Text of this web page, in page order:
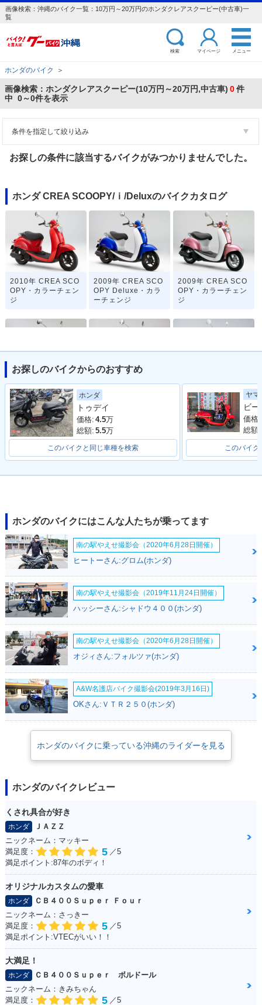
画像検索：沖縄のバイク一覧：10万円～20万円のホンダクレアスクーピー(中古車)一
覧
検索 マイページ メニュー
ホンダのバイク ＞
画像検索：ホンダクレアスクーピー(10万円～20万円,中古車) 0件
中 0～0件を表示
条件を指定して絞り込み
お探しの条件に該当するバイクがみつかりませんでした。
ホンダ CREA SCOOPY/ｉ/Deluxのバイクカタログ
2010年 CREA SCO
OPY・カラーチェン
ジ
2009年 CREA SCO
OPY Deluxe・カラ
ーチェンジ
2009年 CREA SCO
OPY・カラーチェン
ジ
2008年 CREA SCO
OPY Special・特
別・限定仕様
2008年 CREA SCO
OPY Deluxe・追加
2008年 CREA SCO
OPY・マイナーチェ
ンジ
別・限定仕様
別・限定仕様
別・限定仕様
2005年 CREA SCO
OPY・カラーチェン
ジ
2005年 CREA SCC
OPY i・カラーチェ
ンジ
2004年 CREA SCO
OPY・マイナーチェ
ンジ
2004年 CREA SCC
OPY i・マイナーチ
ェンジ
OPY Special・特
別・限定仕様
OPY Special・特
別・限定仕様
2003年 CREA SCO
OPY・カラーチェン
ジ
2002年 CREA SCO
OPY Special・特
2002年 CREA SCO
OPY・カラーチェン
お探しのバイクからのおすすめ
ホンダ
トゥデイ
価格: 4.5万
総額: 5.5万
このバイクと同じ車種を検索
ヤマ
価格:
総額:
このバイク
ホンダのバイクにはこんな人たちが乗ってます
南の駅やえせ撮影会（2020年6月28日開催）
ヒートーさん:グロム(ホンダ)
南の駅やえせ撮影会（2019年11月24日開催）
ハッシーさん:シャドウ４００(ホンダ)
南の駅やえせ撮影会（2020年6月28日開催）
オジィさん:フォルツァ(ホンダ)
A&W名護店バイク撮影会(2019年3月16日)
OKさん:ＶＴＲ２５０(ホンダ)
ホンダのバイクに乗っている沖縄のライダーを見る
ホンダのバイクレビュー
くされ具合が好き
ホンダ
ＪＡＺＺ
ニックネーム：マッキー
満足度：
5 ／5
満足ポイント:87年のボディ！
オリジナルカスタムの愛車
ホンダ
ＣＢ４００Ｓｕｐｅｒ Ｆｏｕｒ
ニックネーム：さっきー
満足度：
5 ／5
満足ポイント:VTECがいい！！
大満足！
ホンダ
ＣＢ４００Ｓｕｐｅｒ ボルドール
ニックネーム：きみちゃん
満足度：
5 ／5